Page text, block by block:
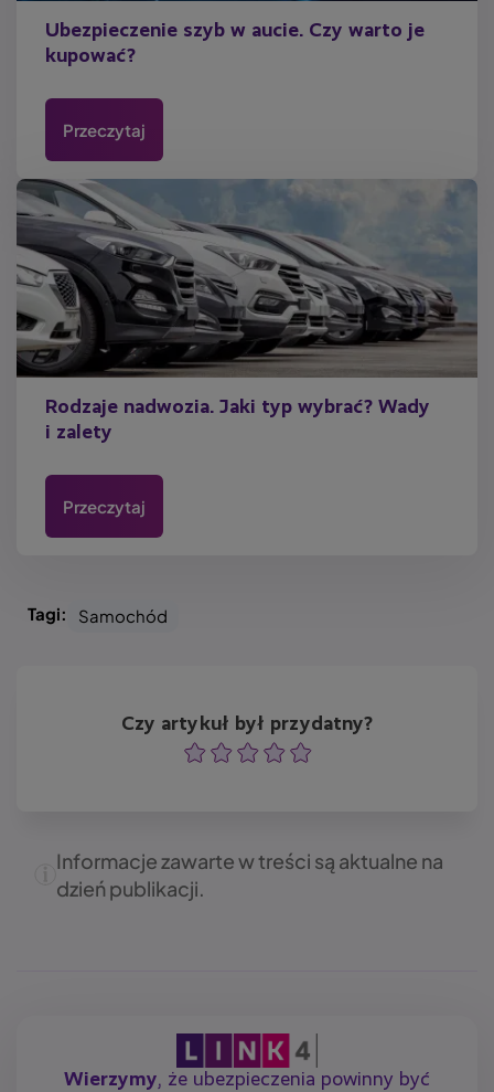
Ubezpieczenie szyb w aucie. Czy warto je
kupować?
Przeczytaj
Rodzaje nadwozia. Jaki typ wybrać? Wady
i zalety
Przeczytaj
Tagi: Samochód
Czy artykuł był przydatny?
OcenaOcenaOcena
OcenaOcena
Informacje zawarte w treści są aktualne na
dzień publikacji.
Wierzymy, że ubezpieczenia powinny być